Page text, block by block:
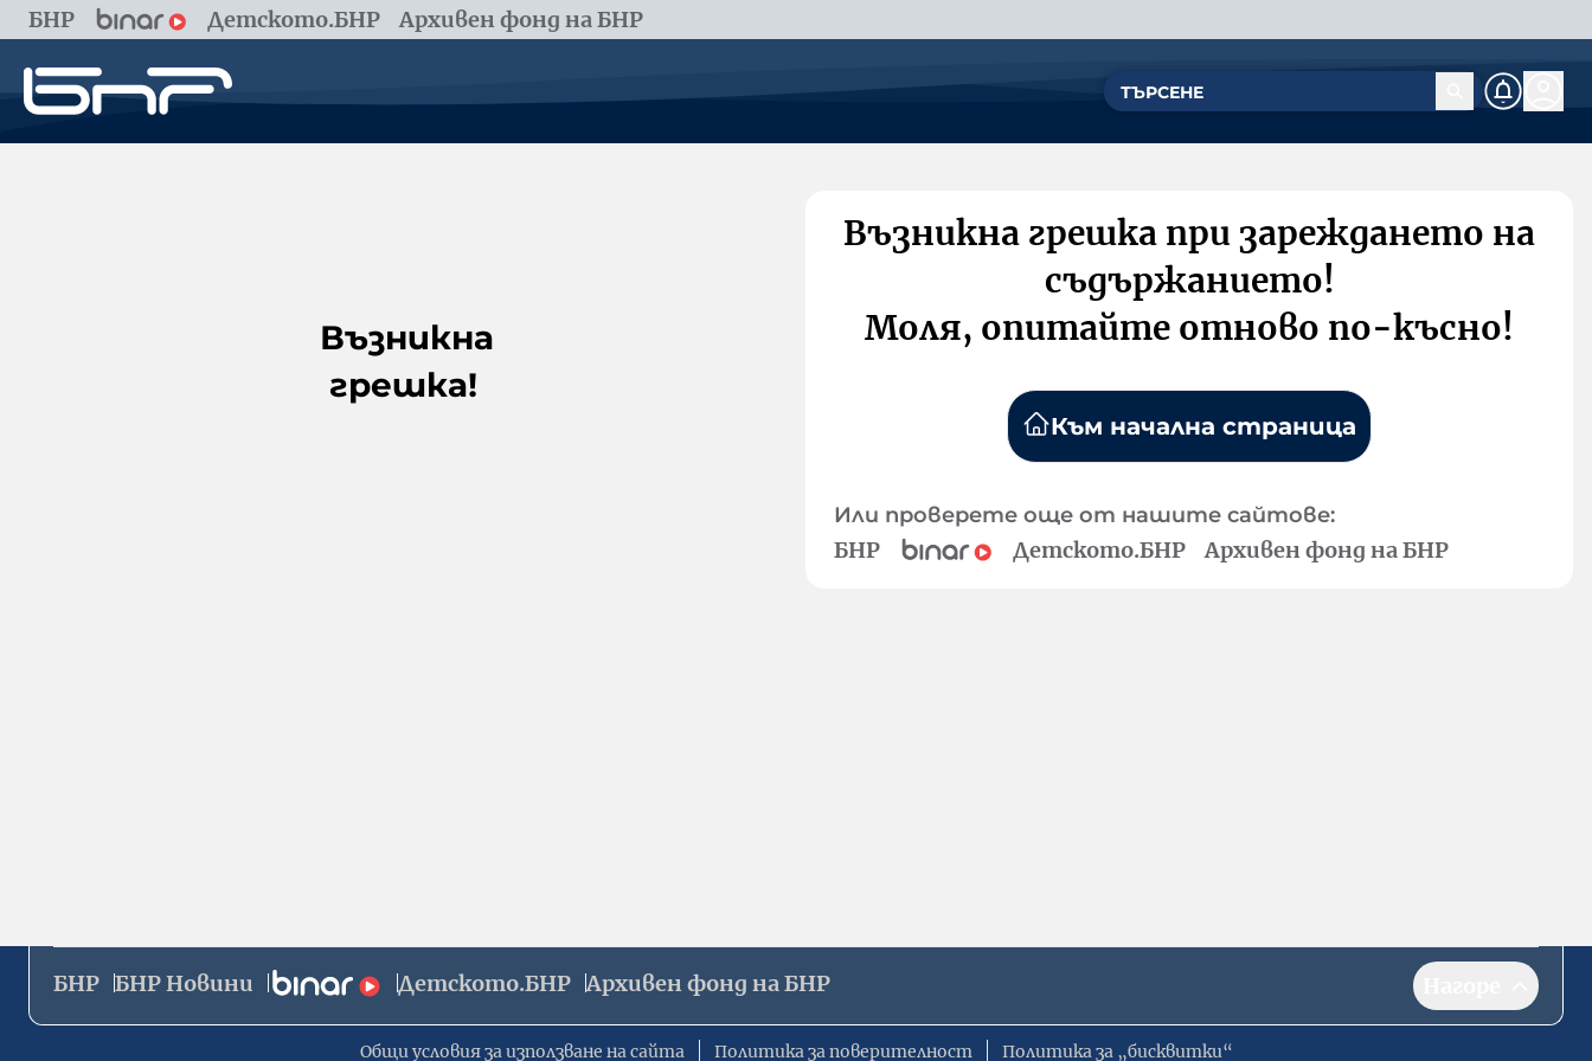
БНР Детското.БНР Архивен фонд на БНР
Възникна
грешка!
Възникна грешка при зареждането на
съдържанието!
Моля, опитайте отново по-късно!
Към начална страница
Или проверете още от нашите сайтове:
БНР Детското.БНР Архивен фонд на БНР
БНР БНР Новини Детското.БНР Архивен фонд на БНР
Общи условия за използване на сайта Политика за поверителност Политика за „бисквитки“